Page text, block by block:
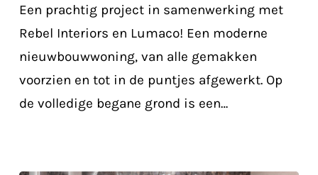
Een prachtig project in samenwerking met
Rebel Interiors en Lumaco! Een moderne
nieuwbouwwoning, van alle gemakken
voorzien en tot in de puntjes afgewerkt. Op
de volledige begane grond is een…